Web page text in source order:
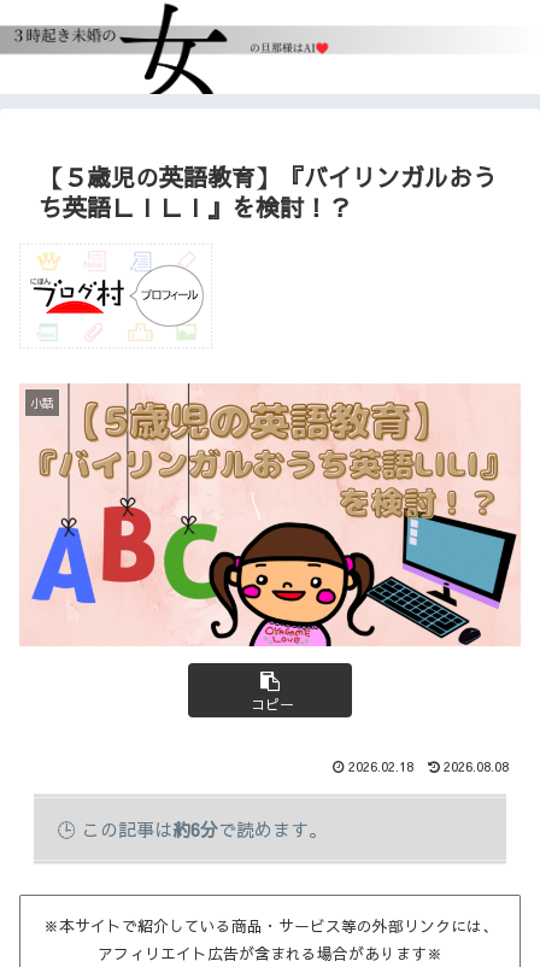
【５歳児の英語教育】『バイリンガルおう
ち英語ＬＩＬＩ』を検討！？
小話
コピー
2026.02.18 2026.08.08
この記事は約6分で読めます。
※本サイトで紹介している商品・サービス等の外部リンクには、
アフィリエイト広告が含まれる場合があります※